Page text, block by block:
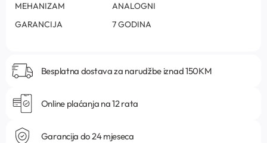
MEHANIZAM
ANALOGNI
GARANCIJA
7 GODINA
Besplatna dostava za narudžbe iznad 150KM
Online plaćanja na 12 rata
Garancija do 24 mjeseca